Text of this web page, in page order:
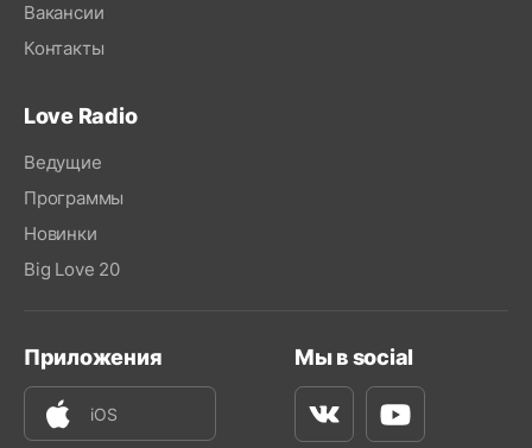
Вакансии
Контакты
Love Radio
Ведущие
Программы
Новинки
Big Love 20
Приложения
iOS
Мы в social
ВконтактеYoutube